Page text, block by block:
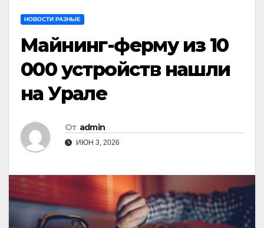
НОВОСТИ РАЗНЫЕ
Майнинг-ферму из 10
000 устройств нашли
на Урале
От admin
ИЮН 3, 2026